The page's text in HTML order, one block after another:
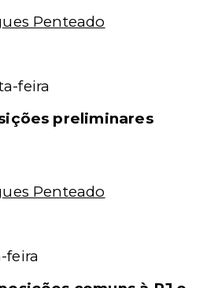
Penteado
feira
preliminares
Penteado
feira